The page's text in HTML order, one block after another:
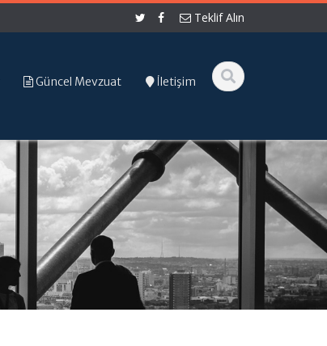
Teklif Alın
Güncel Mevzuat İletişim